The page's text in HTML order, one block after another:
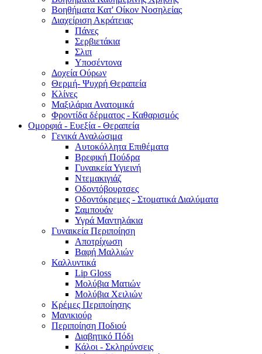
Βοηθήματα Κατ' Οίκον Νοσηλείας
Διαχείριση Ακράτειας
Πάνες
Σερβιετάκια
Σλιπ
Υποσέντονα
Δοχεία Ούρων
Θερμή- Ψυχρή Θεραπεία
Κλίνες
Μαξιλάρια Ανατομικά
Φροντίδα δέρματος - Καθαρισμός
Ομορφιά - Ευεξία - Θεραπεία
Γενικά Αναλώσιμα
Αυτοκόλλητα Επιθέματα
Βρεφική Πούδρα
Γυναικεία Υγιεινή
Ντεμακιγιάζ
Οδοντόβουρτσες
Οδοντόκρεμες - Στοματικά Διαλύματα
Σαμπουάν
Υγρά Μαντηλάκια
Γυναικεία Περιποίηση
Αποτρίχωση
Βαφή Μαλλιών
Καλλυντικά
Lip Gloss
Μολύβια Ματιών
Μολύβια Χειλιών
Κρέμες Περιποίησης
Μανικιούρ
Περιποίηση Ποδιού
Διαβητικό Πόδι
Κάλοι - Σκληρύνσεις